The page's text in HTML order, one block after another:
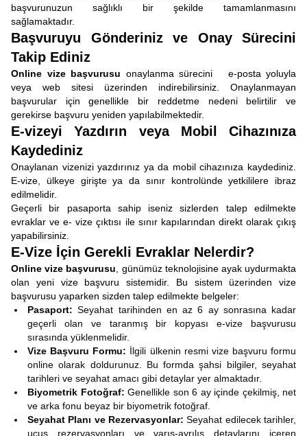
başvurunuzun sağlıklı bir şekilde tamamlanmasını
sağlamaktadır.
Başvuruyu Gönderiniz ve Onay Sürecini
Takip Ediniz
Online vize başvurusu onaylanma sürecini e-posta yoluyla
veya web sitesi üzerinden indirebilirsiniz. Onaylanmayan
başvurular için genellikle bir reddetme nedeni belirtilir ve
gerekirse başvuru yeniden yapılabilmektedir.
E-vizeyi Yazdırın veya Mobil Cihazınıza
Kaydediniz
Onaylanan vizenizi yazdırınız ya da mobil cihazınıza kaydediniz.
E-vize, ülkeye girişte ya da sınır kontrolünde yetkililere ibraz
edilmelidir.
Geçerli bir pasaporta sahip iseniz sizlerden talep edilmekte
evraklar ve e- vize çıktısı ile sınır kapılarından direkt olarak çıkış
yapabilirsiniz.
E-Vize İçin Gerekli Evraklar Nelerdir?
Online vize başvurusu , günümüz teknolojisine ayak uydurmakta
olan yeni vize başvuru sistemidir. Bu sistem üzerinden vize
başvurusu yaparken sizden talep edilmekte belgeler:
Pasaport: Seyahat tarihinden en az 6 ay sonrasına kadar
geçerli olan ve taranmış bir kopyası e-vize başvurusu
sırasında yüklenmelidir.
Vize Başvuru Formu: İlgili ülkenin resmi vize başvuru formu
online olarak doldurunuz. Bu formda şahsi bilgiler, seyahat
tarihleri ve seyahat amacı gibi detaylar yer almaktadır.
Biyometrik Fotoğraf: Genellikle son 6 ay içinde çekilmiş, net
ve arka fonu beyaz bir biyometrik fotoğraf.
Seyahat Planı ve Rezervasyonlar: Seyahat edilecek tarihler,
uçuş rezervasyonları ve varış-ayrılış detaylarını içeren